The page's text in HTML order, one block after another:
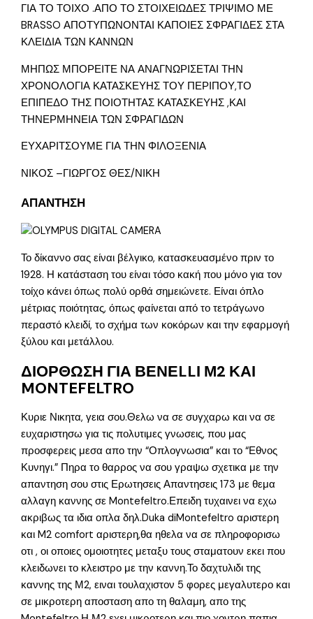
ΓΙΑ ΤΟ ΤΟΙΧΟ .ΑΠΟ ΤΟ ΣΤΟΙΧΕΙΩΔΕΣ ΤΡΙΨΙΜΟ ΜΕ
BRASSO ΑΠΟΤΥΠΩΝΟΝΤΑΙ ΚΑΠΟΙΕΣ ΣΦΡΑΓΙΔΕΣ ΣΤΑ
ΚΛΕΙΔΙΑ ΤΩΝ ΚΑΝΝΩΝ
ΜΗΠΩΣ ΜΠΟΡΕΙΤΕ ΝΑ ΑΝΑΓΝΩΡΙΣΕΤΑΙ ΤΗΝ
ΧΡΟΝΟΛΟΓΙΑ ΚΑΤΑΣΚΕΥΗΣ ΤΟΥ ΠΕΡΙΠΟΥ,ΤΟ
ΕΠΙΠΕΔΟ ΤΗΣ ΠΟΙΟΤΗΤΑΣ ΚΑΤΑΣΚΕΥΗΣ ,ΚΑΙ
ΤΗΝΕΡΜΗΝΕΙΑ ΤΩΝ ΣΦΡΑΓΙΔΩΝ
ΕΥΧΑΡΙΤΣΟΥΜΕ ΓΙΑ ΤΗΝ ΦΙΛΟΞΕΝΙΑ
ΝΙΚΟΣ –ΓΙΩΡΓΟΣ ΘΕΣ/ΝΙΚΗ
ΑΠΑΝΤΗΣΗ
Το δίκαννο σας είναι βέλγικο, κατασκευασμένο πριν το
1928. Η κατάσταση του είναι τόσο κακή που μόνο για τον
τοίχο κάνει όπως πολύ ορθά σημειώνετε. Είναι όπλο
μέτριας ποιότητας, όπως φαίνεται από το τετράγωνο
περαστό κλειδί, το σχήμα των κοκόρων και την εφαρμογή
ξύλου και μετάλλου.
ΔΙΟΡΘΩΣΗ ΓΙΑ ΒΕΝΕLLΙ Μ2 ΚΑΙ
MONTEFELTRO
Κυριε Νικητα, γεια σου.Θελω να σε συγχαρω και να σε
ευχαριστησω για τις πολυτιμες γνωσεις, που μας
προσφερεις μεσα απο την “Οπλογνωσια” και το “Εθνος
Κυνηγι.” Πηρα το θαρρος να σου γραψω σχετικα με την
απαντηση σου στις Ερωτησεις Απαντησεις 173 με θεμα
αλλαγη καννης σε Montefeltro.Επειδη τυχαινει να εχω
ακριβως τα ιδια οπλα δηλ.Duka diMontefeltro αριστερη
και M2 comfort αριστερη,θα ηθελα να σε πληροφορισω
οτι , οι οποιες ομοιοτητες μεταξυ τους σταματουν εκει που
κλειδωνει το κλειστρο με την καννη.Το δαχτυλιδι της
καννης της Μ2, ειναι τουλαχιστον 5 φορες μεγαλυτερο και
σε μικροτερη αποσταση απο τη θαλαμη, απο της